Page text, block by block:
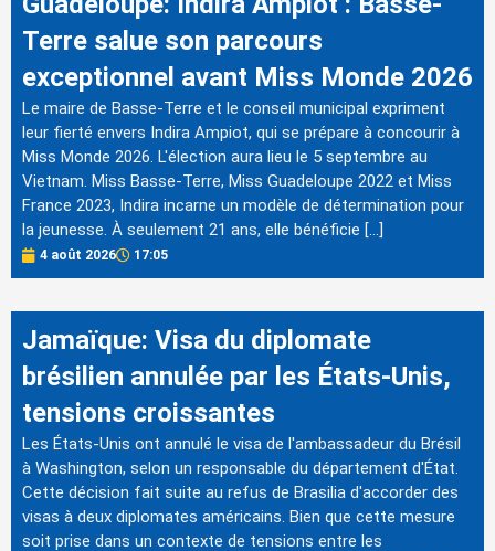
Terre salue son parcours
exceptionnel avant Miss Monde 2026
Le maire de Basse-Terre et le conseil municipal expriment
leur fierté envers Indira Ampiot, qui se prépare à concourir à
Miss Monde 2026. L'élection aura lieu le 5 septembre au
Vietnam. Miss Basse-Terre, Miss Guadeloupe 2022 et Miss
France 2023, Indira incarne un modèle de détermination pour
la jeunesse. À seulement 21 ans, elle bénéficie […]
4 août 2026 17:05
Jamaïque: Visa du diplomate
brésilien annulée par les États-Unis,
tensions croissantes
Les États-Unis ont annulé le visa de l'ambassadeur du Brésil
à Washington, selon un responsable du département d'État.
Cette décision fait suite au refus de Brasilia d'accorder des
visas à deux diplomates américains. Bien que cette mesure
soit prise dans un contexte de tensions entre les